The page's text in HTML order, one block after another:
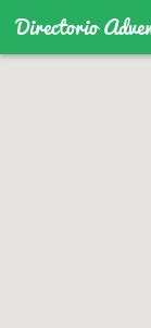
Directorio